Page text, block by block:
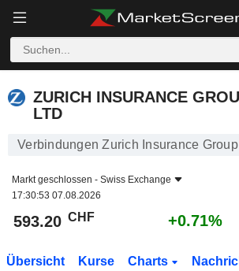
ZURICH INSURANCE
LTD
Verbindungen Zurich Insurance Group
Markt geschlossen - Swiss Exchange
17:30:53 07.08.2026
593.20 CHF +0.71%
Übersicht Kurse Charts